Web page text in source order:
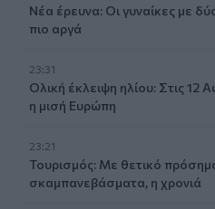
Νέα έρευνα: Οι γυναίκες με
πιο αργά
23:31
Ολική έκλειψη ηλίου: Στις 12
η μισή Ευρώπη
23:21
Τουρισμός: Με θετικό
σκαμπανεβάσματα, η χρονιά